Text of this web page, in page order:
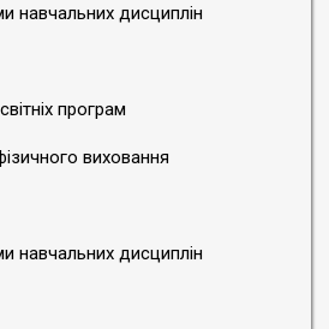
навчальних дисциплін
програм
виховання
навчальних дисциплін